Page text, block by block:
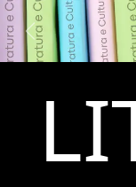
Previous